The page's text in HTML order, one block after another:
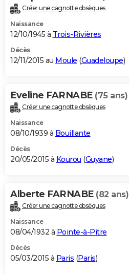
Créer une cagnotte obsèques
Naissance
12/10/1945 à Trois-Rivières
Décès
12/11/2015 au Moule (Guadeloupe)
Eveline FARNABE (75 ans)
Créer une cagnotte obsèques
Naissance
08/10/1939 à Bouillante
Décès
20/05/2015 à Kourou (Guyane)
Alberte FARNABE (82 ans)
Créer une cagnotte obsèques
Naissance
08/04/1932 à Pointe-à-Pitre
Décès
05/03/2015 à Paris (Paris)